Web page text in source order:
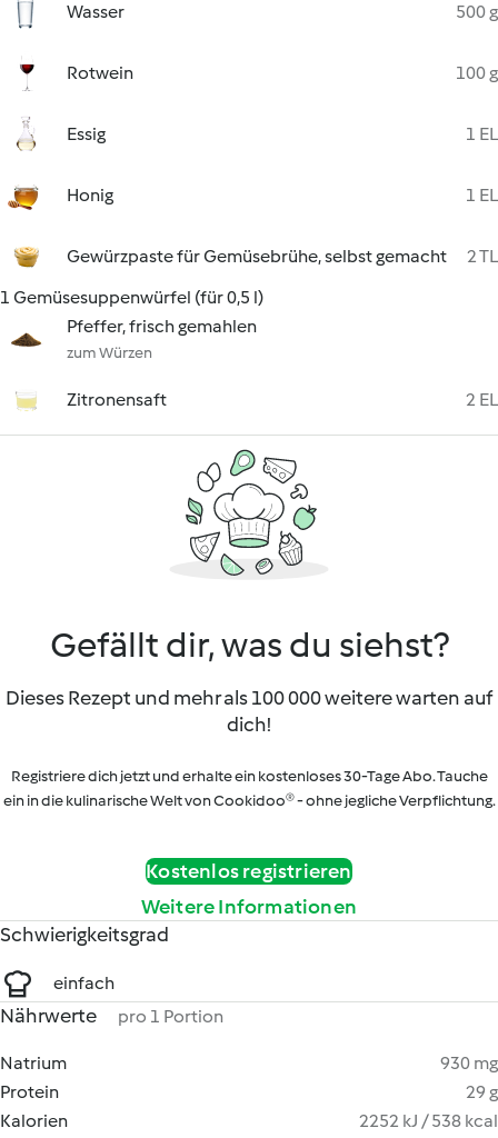
Wasser 500 g
Rotwein 100 g
Essig 1 EL
Honig 1 EL
Gewürzpaste für Gemüsebrühe, selbst gemacht
2 TL
1 Gemüsesuppenwürfel (für 0,5 l)
Pfeffer, frisch gemahlen
zum Würzen
Zitronensaft 2 EL
Gefällt dir, was du siehst?
Dieses Rezept und mehr als 100 000 weitere warten auf
dich!
Registriere dich jetzt und erhalte ein kostenloses 30-Tage Abo. Tauche
ein in die kulinarische Welt von Cookidoo® - ohne jegliche Verpflichtung.
Kostenlos registrieren
Weitere Informationen
Schwierigkeitsgrad
einfach
Nährwerte pro 1 Portion
Natrium
930 mg
Protein
29 g
Kalorien
2252 kJ / 538 kcal